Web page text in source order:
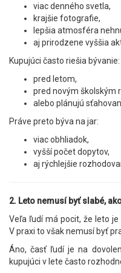
viac denného svetla,
krajšie fotografie,
lepšia atmosféra
aj prirodzene vyššia
Kupujúci často riešia bývanie:
pred letom,
pred novým školským
alebo plánujú
Práve preto býva na jar:
viac obhliadok,
vyšší počet dopytov,
aj rýchlejšie
2. Leto nemusí byť slabé,
Veľa ľudí má pocit, že leto
V praxi to však nemusí byť
Áno, časť ľudí je na
kupujúci v lete často